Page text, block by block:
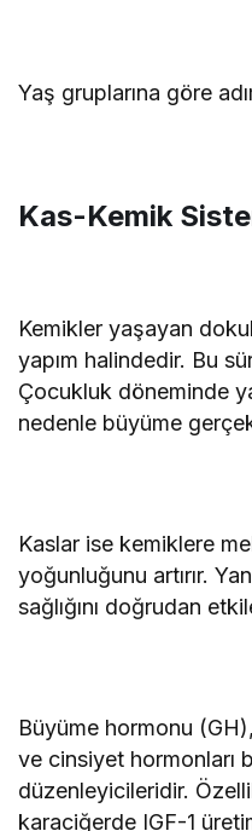
Yaş gruplarına göre
Kas-Kemik
Kemikler yaşayan
yapım halindedir. Bu
Çocukluk döneminde
nedenle büyüme
Kaslar ise kemiklere
yoğunluğunu artırır.
sağlığını doğrudan
Büyüme hormonu
ve cinsiyet hormonları
düzenleyicileridir.
karaciğerde IGF-1